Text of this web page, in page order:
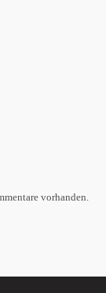
vorhanden.